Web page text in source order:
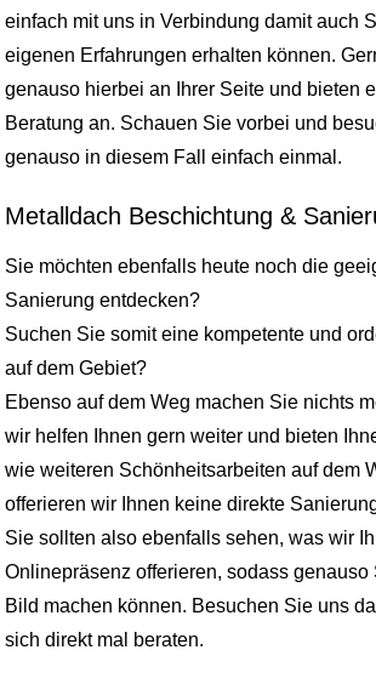
einfach mit uns in Verbindung damit auch
eigenen Erfahrungen erhalten können.
genauso hierbei an Ihrer Seite und bieten
Beratung an. Schauen Sie vorbei und
genauso in diesem Fall einfach einmal.
Metalldach Beschichtung &
Sie möchten ebenfalls heute noch die
Sanierung entdecken?
Suchen Sie somit eine kompetente und
auf dem Gebiet?
Ebenso auf dem Weg machen Sie nichts
wir helfen Ihnen gern weiter und bieten
wie weiteren Schönheitsarbeiten auf dem
offerieren wir Ihnen keine direkte
Sie sollten also ebenfalls sehen, was wir
Onlinepräsenz offerieren, sodass genauso
Bild machen können. Besuchen Sie uns
sich direkt mal beraten.